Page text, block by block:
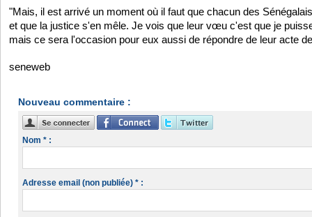
"Mais, il est arrivé un moment où il faut que chacun des
et que la justice s'en mêle. Je vois que leur vœu c'est que je
mais ce sera l'occasion pour eux aussi de répondre de leur acte
seneweb
Nouveau commentaire :
Nom * :
Adresse email (non publiée) * :